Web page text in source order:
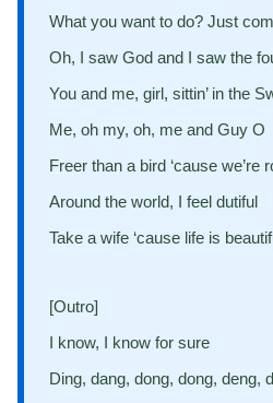
What you want to do? Just
Oh, I saw God and I saw the
You and me, girl, sittin’ in the
Me, oh my, oh, me and Guy O
Freer than a bird ‘cause we’re
Around the world, I feel dutiful
Take a wife ‘cause life is
[Outro]
I know, I know for sure
Ding, dang, dong, dong, deng,